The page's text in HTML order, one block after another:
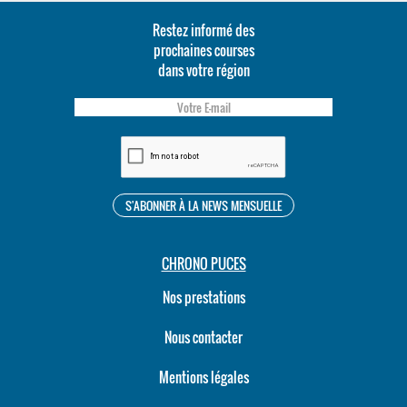
Restez informé des
prochaines courses
dans votre région
CHRONO PUCES
Nos prestations
Nous contacter
Mentions légales